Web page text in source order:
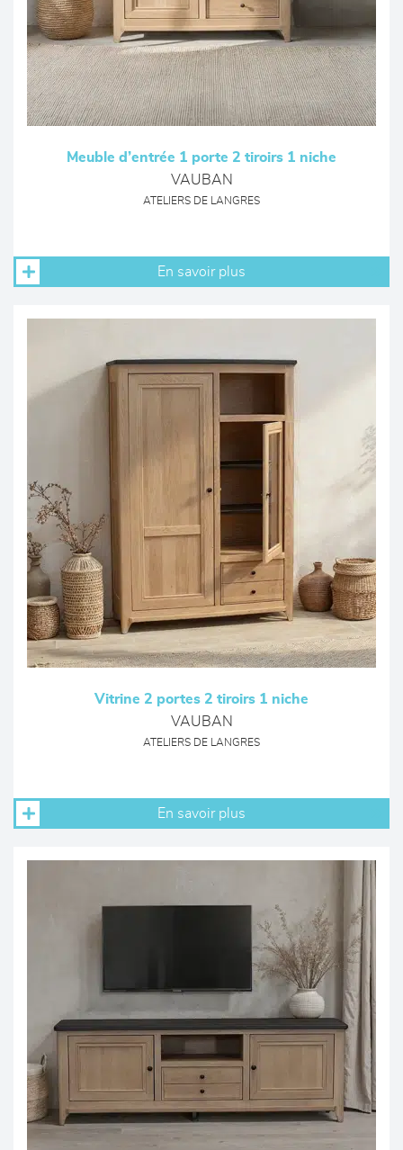
Meuble d’entrée 1 porte 2 tiroirs 1 niche
VAUBAN
ATELIERS DE LANGRES
En savoir plus
Vitrine 2 portes 2 tiroirs 1 niche
VAUBAN
ATELIERS DE LANGRES
En savoir plus